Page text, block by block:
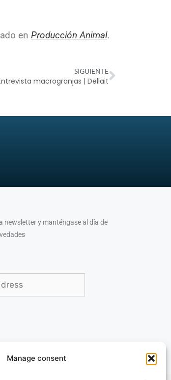
Manage consent
en Producción Animal.
SIGUIENTE
macrogranjas | Dellait
newsletter y manténgase al día de